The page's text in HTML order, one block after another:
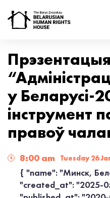
у Беларусі-
інструмент
правоў
8:00 am Tuesday 26
{ "name": "Минск,
"created_at": "2025-